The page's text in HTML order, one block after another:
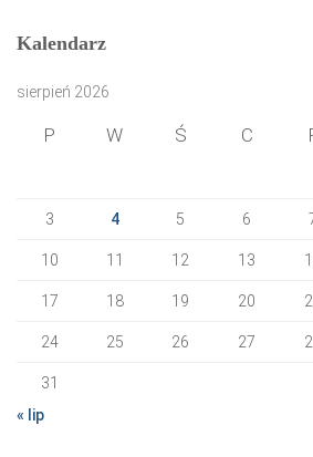
Kalendarz
sierpień 2026
P W Ś C
3 4 5 6
10 11 12 13
17 18 19 20
24 25 26 27
31
« lip